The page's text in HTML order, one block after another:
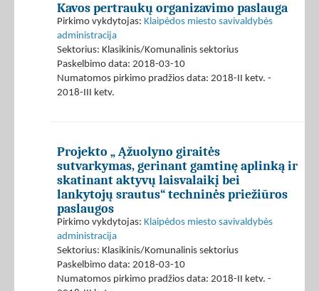
Kavos pertraukų organizavimo paslauga
Pirkimo vykdytojas: Klaipėdos miesto savivaldybės
administracija
Sektorius: Klasikinis/Komunalinis sektorius
Paskelbimo data: 2018-03-10
Numatomos pirkimo pradžios data: 2018-II ketv. -
2018-III ketv.
Projekto „ Ąžuolyno giraitės
sutvarkymas, gerinant gamtinę aplinką ir
skatinant aktyvų laisvalaikį bei
lankytojų srautus“ techninės priežiūros
paslaugos
Pirkimo vykdytojas: Klaipėdos miesto savivaldybės
administracija
Sektorius: Klasikinis/Komunalinis sektorius
Paskelbimo data: 2018-03-10
Numatomos pirkimo pradžios data: 2018-II ketv. -